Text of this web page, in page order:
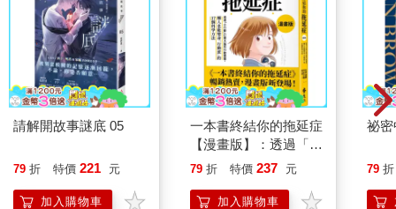
請解開故事謎底 05
79 折 特價 221 元
加入購物車
一本書終結你的拖延症
【漫畫版】：透過「小
行動」打開大腦的行動
「行動派」的37個科
79 折 特價 237 元
加入購物車
祕
79 折